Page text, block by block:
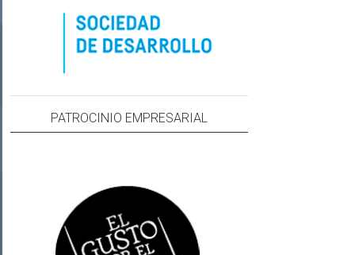
PATROCINIO EMPRESARIAL